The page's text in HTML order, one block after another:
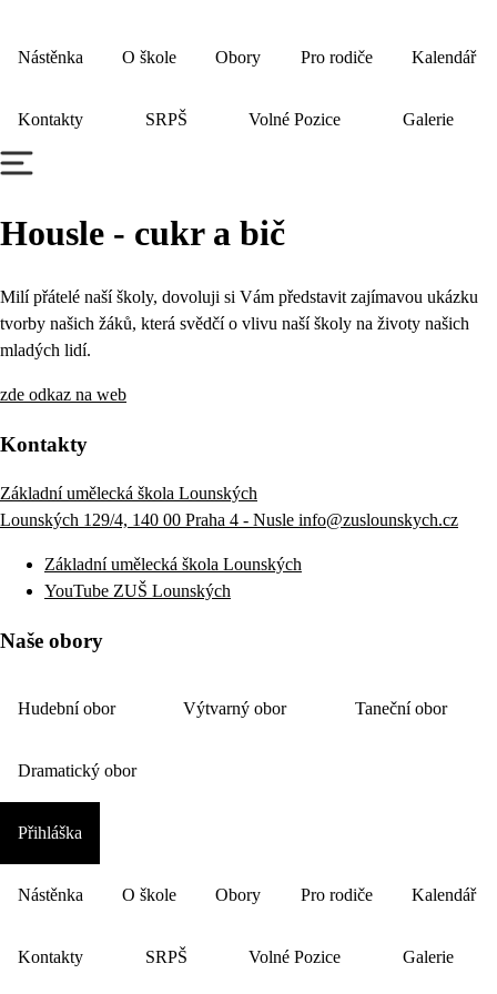
Nástěnka O škole Obory Pro rodiče Kalendář
Kontakty SRPŠ Volné Pozice Galerie
Housle - cukr a bič
Milí přátelé naší školy, dovoluji si Vám představit zajímavou ukázku
tvorby našich žáků, která svědčí o vlivu naší školy na životy našich
mladých lidí.
zde odkaz na web
Kontakty
Základní umělecká škola Lounských
Lounských 129/4, 140 00 Praha 4 - Nusle info@zuslounskych.cz
Základní umělecká škola Lounských
YouTube ZUŠ Lounských
Naše obory
Hudební obor Výtvarný obor Taneční obor
Dramatický obor
Přihláška
Nástěnka O škole Obory Pro rodiče Kalendář
Kontakty SRPŠ Volné Pozice Galerie